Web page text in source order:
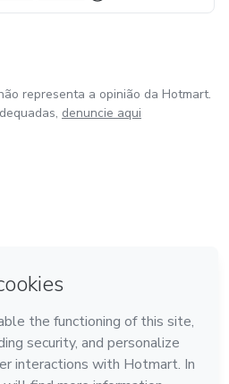
representa a opinião da Hotmart.
denuncie aqui
México